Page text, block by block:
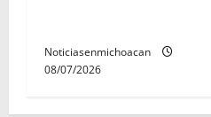
Noticiasenmichoacan
08/07/2026